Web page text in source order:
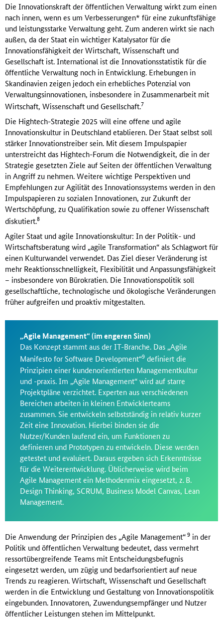
Die Innovationskraft der öffentlichen Verwaltung wirkt zum einen
nach innen, wenn es um Verbesserungen* für eine zukunftsfähige
und leistungsstarke Verwaltung geht. Zum anderen wirkt sie nach
außen, da der Staat ein wichtiger Katalysator für die
Innovationsfähigkeit der Wirtschaft, Wissenschaft und
Gesellschaft ist. International ist die Innovationsstatistik für die
öffentliche Verwaltung noch in Entwicklung. Erhebungen in
Skandinavien zeigen jedoch ein erhebliches Potenzial von
Verwaltungsinnovationen, insbesondere in Zusammenarbeit mit
Wirtschaft, Wissenschaft und Gesellschaft.7
Die Hightech-Strategie 2025 will eine offene und agile
Innovationskultur in Deutschland etablieren. Der Staat selbst soll
stärker Innovationstreiber sein. Mit diesem Impulspapier
unterstreicht das Hightech-Forum die Notwendigkeit, die in der
Strategie gesetzten Ziele auf Seiten der öffentlichen Verwaltung
in Angriff zu nehmen. Weitere wichtige Perspektiven und
Empfehlungen zur Agilität des Innovationssystems werden in den
Impulspapieren zu sozialen Innovationen, zur Zukunft der
Wertschöpfung, zu Qualifikation sowie zu offener Wissenschaft
diskutiert.8
Agiler Staat und agile Innovationskultur: In der Politik- und
Wirtschaftsberatung wird „agile Transformation“ als Schlagwort für
einen Kulturwandel verwendet. Das Ziel dieser Veränderung ist
mehr Reaktionsschnelligkeit, Flexibilität und Anpassungsfähigkeit
– insbesondere von Bürokratien. Die Innovationspolitik soll
gesellschaftliche, technologische und ökologische Veränderungen
früher aufgreifen und proaktiv mitgestalten.
„Agile Management“ (im engeren Sinn)
Das Konzept stammt aus der IT-Branche. Das „Agile
Manifesto for Software Development“9 definiert die
Prinzipien einer kundenorientierten Managementkultur
und -praxis. Im „Agile Management“ wird auf starre
Projektpläne verzichtet. Experten aus verschiedenen
Bereichen arbeiten in kleinen Entwicklerteams
zusammen. Sie entwickeln selbstständig in relativ kurzer
Zeit eine Innovation. Hierbei binden sie die
Nutzer/Kunden laufend ein, um Funktionen zu
definieren und Prototypen zu entwickeln. Diese werden
getestet und evaluiert. Daraus ergeben sich Erkenntnisse
für die Weiterentwicklung. Üblicherweise wird beim
Agile Management ein Methodenmix eingesetzt, z. B.
Design Thinking, SCRUM, Business Model Canvas, Lean
Management.
Die Anwendung der Prinzipien des „Agile Management“9 in der
Politik und öffentlichen Verwaltung bedeutet, dass vermehrt
ressortübergreifende Teams mit Entscheidungsbefugnis
eingesetzt werden, um zügig und bedarfsorientiert auf neue
Trends zu reagieren. Wirtschaft, Wissenschaft und Gesellschaft
werden in die Entwicklung und Gestaltung von Innovationspolitik
eingebunden. Innovatoren, Zuwendungsempfänger und Nutzer
öffentlicher Leistungen stehen im Mittelpunkt.